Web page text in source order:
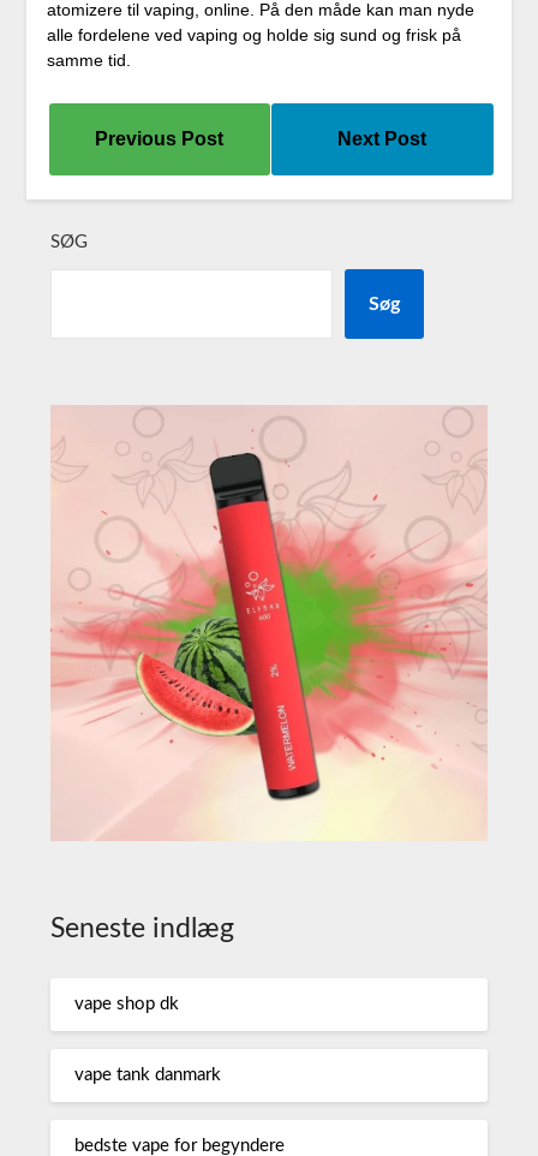
atomizere til vaping, online. På den måde kan man nyde
alle fordelene ved vaping og holde sig sund og frisk på
samme tid.
Previous Post Next Post
SØG
Søg
Seneste indlæg
vape shop dk
vape tank danmark
bedste vape for begyndere